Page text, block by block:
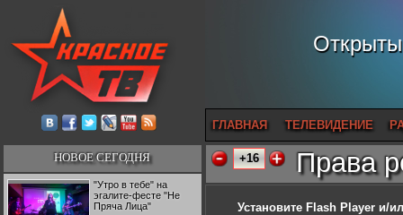
ГЛАВНАЯ ТЕЛЕВИДЕНИЕ
НОВОЕ СЕГОДНЯ
"Утро в тебе" на
эгалите-фесте "Не
Пряча Лица"
+16 Права
Установите Flash Player и/